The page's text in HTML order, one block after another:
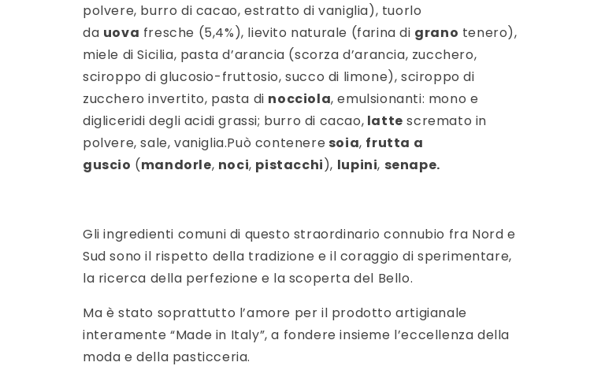
polvere, burro di cacao, estratto di vaniglia), tuorlo
da uova fresche (5,4%), lievito naturale (farina di grano tenero),
miele di Sicilia, pasta d’arancia (scorza d’arancia, zucchero,
sciroppo di glucosio-fruttosio, succo di limone), sciroppo di
zucchero invertito, pasta di nocciola, emulsionanti: mono e
digliceridi degli acidi grassi; burro di cacao, latte scremato in
polvere, sale, vaniglia.Può contenere soia, frutta a
guscio (mandorle, noci, pistacchi), lupini, senape.
Gli ingredienti comuni di questo straordinario connubio fra Nord e
Sud sono il rispetto della tradizione e il coraggio di sperimentare,
la ricerca della perfezione e la scoperta del Bello.
Ma è stato soprattutto l’amore per il prodotto artigianale
interamente “Made in Italy”, a fondere insieme l’eccellenza della
moda e della pasticceria.